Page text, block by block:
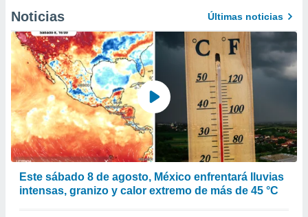
Noticias Últimas noticias
Este sábado 8 de agosto, México enfrentará lluvias
intensas, granizo y calor extremo de más de 45 °C